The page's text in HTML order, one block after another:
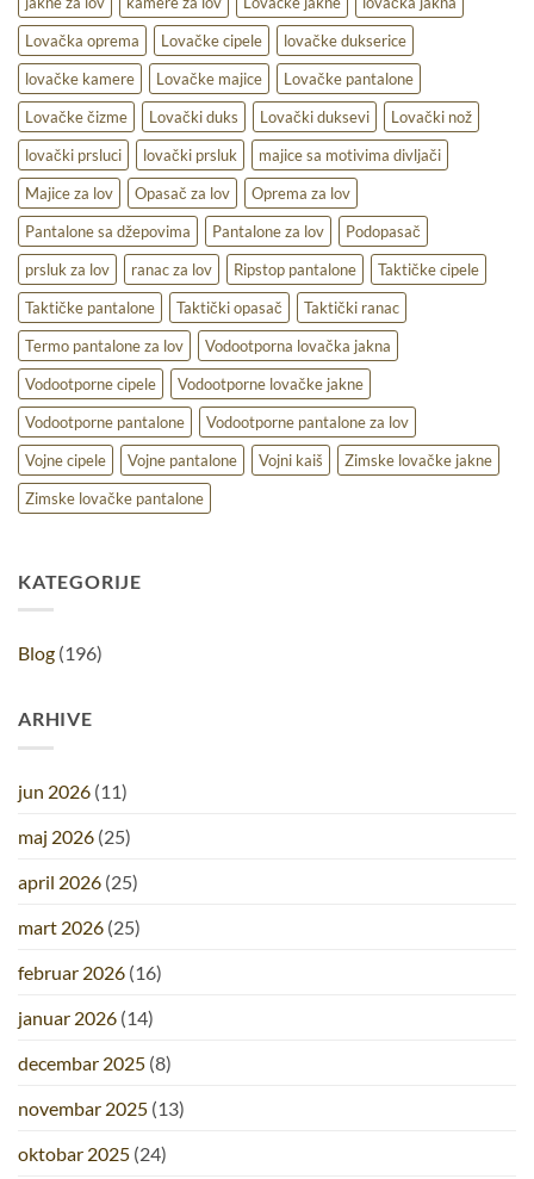
Lovačka oprema
Lovačke cipele
lovačke dukserice
lovačke kamere
Lovačke majice
Lovačke pantalone
Lovačke čizme
Lovački duks Lovački duksevi
Lovački nož
lovački prsluci
lovački prsluk
majice sa motivima divljači
Majice za lov
Opasač za lov
Oprema za lov
Pantalone sa džepovima
Pantalone za lov
Podopasač
prsluk za lov
ranac za lov Ripstop pantalone
Taktičke cipele
Taktičke pantalone
Taktički opasač
Taktički ranac
Termo pantalone za lov
Vodootporna lovačka jakna
Vodootporne cipele
Vodootporne lovačke jakne
Vodootporne pantalone
Vodootporne pantalone za lov
Vojne cipele
Vojne pantalone Vojni kaiš
Zimske lovačke jakne
Zimske lovačke pantalone
KATEGORIJE
Blog (196)
ARHIVE
jun 2026 (11)
maj 2026 (25)
april 2026 (25)
mart 2026 (25)
februar 2026 (16)
januar 2026 (14)
decembar 2025 (8)
novembar 2025 (13)
oktobar 2025 (24)